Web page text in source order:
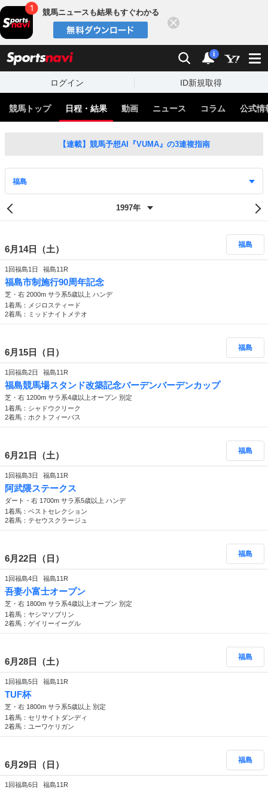
競馬ニュースも結果もすぐわかる
検索 通知
i
ログイン ID新規取得
競馬トップ 日程・結果 動画 ニュース コラム 公式情
【連載】競馬予想AI『VUMA』の3連複指南
6月14日（土） 福島
1回福島1日 福島11R
福島市制施行90周年記念
芝・右 2000m サラ系5歳以上 ハンデ
1着馬：メジロスティード
2着馬：ミッドナイトメテオ
6月15日（日） 福島
1回福島2日 福島11R
福島競馬場スタンド改築記念バーデンバーデンカップ
芝・右 1200m サラ系4歳以上オープン 別定
1着馬：シャドウクリーク
2着馬：ホクトフィーバス
6月21日（土） 福島
1回福島3日 福島11R
阿武隈ステークス
ダート・右 1700m サラ系5歳以上 ハンデ
1着馬：ベストセレクション
2着馬：テセウスクラージュ
6月22日（日） 福島
1回福島4日 福島11R
吾妻小富士オープン
芝・右 1800m サラ系4歳以上オープン 別定
1着馬：ヤシマソブリン
2着馬：ゲイリーイーグル
6月28日（土） 福島
1回福島5日 福島11R
TUF杯
芝・右 1800m サラ系5歳以上 別定
1着馬：セリサイトダンディ
2着馬：ユーワケリガン
6月29日（日） 福島
1回福島6日 福島11R